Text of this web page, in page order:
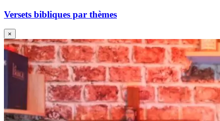
Versets bibliques par thèmes
×